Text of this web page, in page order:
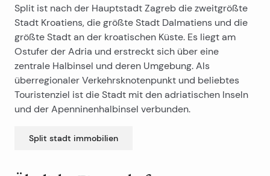
Split ist nach der Hauptstadt Zagreb die zweitgrößte
Stadt Kroatiens, die größte Stadt Dalmatiens und die
größte Stadt an der kroatischen Küste. Es liegt am
Ostufer der Adria und erstreckt sich über eine
zentrale Halbinsel und deren Umgebung. Als
überregionaler Verkehrsknotenpunkt und beliebtes
Touristenziel ist die Stadt mit den adriatischen Inseln
und der Apenninenhalbinsel verbunden.
Split stadt immobilien